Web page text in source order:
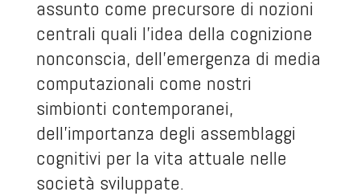
assunto come precursore di nozioni
centrali quali l’idea della cognizione
nonconscia, dell’emergenza di media
computazionali come nostri
simbionti contemporanei,
dell’importanza degli assemblaggi
cognitivi per la vita attuale nelle
società sviluppate.